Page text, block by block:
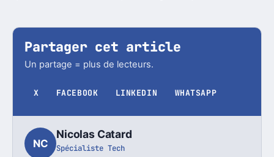
Partager cet article
Un partage = plus de lecteurs.
X FACEBOOK LINKEDIN WHATSAPP
NC
Nicolas Catard
Spécialiste Tech